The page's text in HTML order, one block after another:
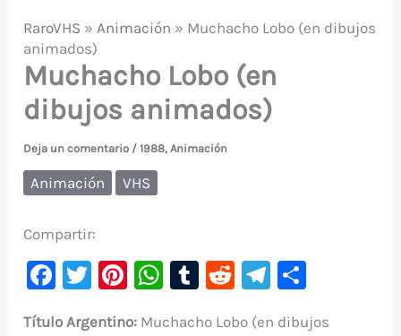
RaroVHS » Animación » Muchacho Lobo (en dibujos
animados)
Muchacho Lobo (en
dibujos animados)
Deja un comentario /1988,Animación
Animación VHS
Compartir:
F
T
Pi W T
R
Te
TítuloArgentino: Muchacho Lobo (en dibujos